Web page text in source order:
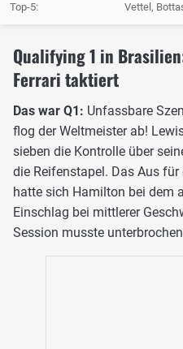
Top-5: Vettel,
Qualifying 1 in
Ferrari taktiert
Das war Q1: Unfassbare
flog der Weltmeister ab!
sieben die Kontrolle über
die Reifenstapel. Das Aus
hatte sich Hamilton bei dem
Einschlag bei mittlerer
Session musste